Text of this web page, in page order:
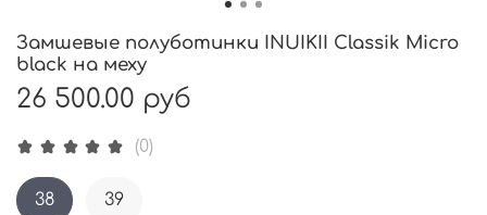
(0)
Замшевые полуботинки INUIKII Classik Micro
black на меху
26 500.00 руб
38 39